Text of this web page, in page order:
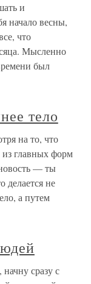
и
начало весны,
что
Мысленно
был
тело
на то, что
из главных форм
— ты
делается не
а путем
сразу с